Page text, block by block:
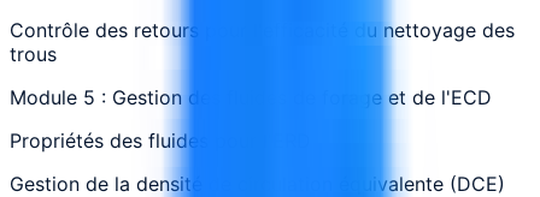
Contrôle des retours pour l'efficacité du nettoyage des
trous
Module 5 : Gestion des fluides de forage et de l'ECD
Propriétés des fluides pour l'ERD
Gestion de la densité de circulation équivalente (DCE)